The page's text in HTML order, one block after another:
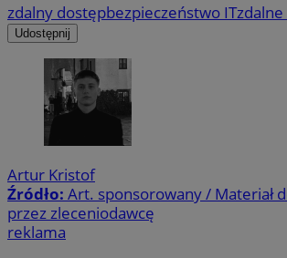
zdalny dostępbezpieczeństwo IT
Udostępnij
Artur Kristof
Źródło: Art. sponsorowany / Materiał
przez zleceniodawcę
reklama